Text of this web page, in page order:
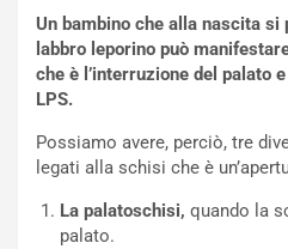
Un bambino che alla nascita si
labbro leporino può
che è l’interruzione del palato
LPS.
Possiamo avere, perciò, tre
legati alla schisi che è
La palatoschisi, quando la
palato.